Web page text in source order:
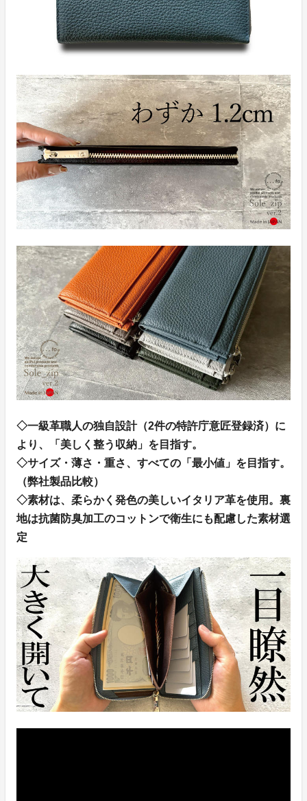
◇一級革職人の独自設計（2件の特許庁意匠登録済）に
より、「美しく整う収納」を目指す。
◇サイズ・薄さ・重さ、すべての「最小値」を目指す。
（弊社製品比較）
◇素材は、柔らかく発色の美しいイタリア革を使用。裏
地は抗菌防臭加工のコットンで衛生にも配慮した素材選
定